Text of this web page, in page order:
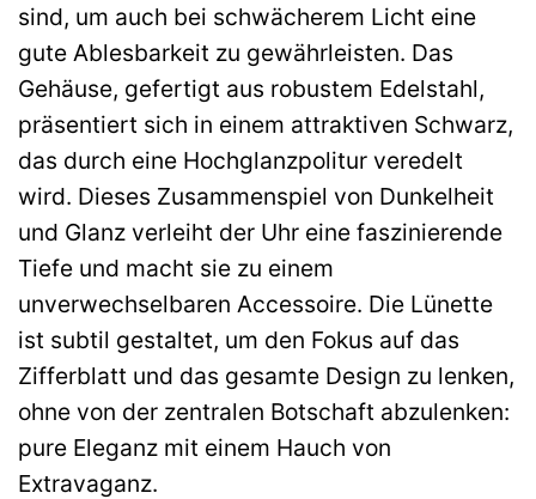
sind, um auch bei schwächerem Licht eine
gute Ablesbarkeit zu gewährleisten. Das
Gehäuse, gefertigt aus robustem Edelstahl,
präsentiert sich in einem attraktiven Schwarz,
das durch eine Hochglanzpolitur veredelt
wird. Dieses Zusammenspiel von Dunkelheit
und Glanz verleiht der Uhr eine faszinierende
Tiefe und macht sie zu einem
unverwechselbaren Accessoire. Die Lünette
ist subtil gestaltet, um den Fokus auf das
Zifferblatt und das gesamte Design zu lenken,
ohne von der zentralen Botschaft abzulenken:
pure Eleganz mit einem Hauch von
Extravaganz.